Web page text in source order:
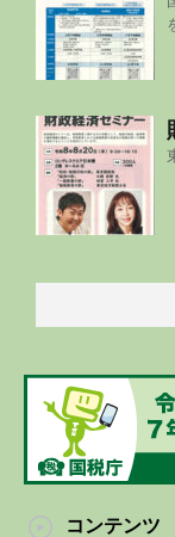
コンテンツ